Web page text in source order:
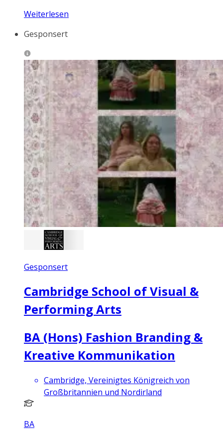
Weiterlesen
Gesponsert
Gesponsert
Cambridge School of Visual &
Performing Arts
BA (Hons) Fashion Branding &
Kreative Kommunikation
Cambridge, Vereinigtes Königreich von
Großbritannien und Nordirland
BA